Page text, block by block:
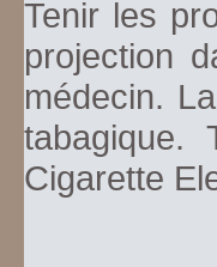
Tenir les
projection
médecin.
tabagique.
Cigarette